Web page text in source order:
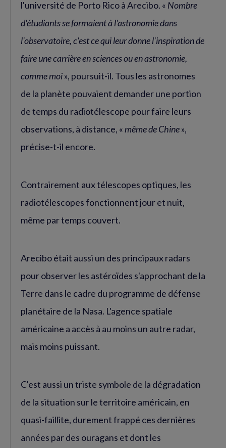
l'université de Porto Rico à Arecibo. « Nombre
d'étudiants se formaient à l'astronomie dans
l'observatoire, c'est ce qui leur donne l'inspiration de
faire une carrière en sciences ou en astronomie,
comme moi», poursuit-il. Tous les astronomes
de la planète pouvaient demander une portion
de temps du radiotélescope pour faire leurs
observations, à distance, « même de Chine»,
précise-t-il encore.
Contrairement aux télescopes optiques, les
radiotélescopes fonctionnent jour et nuit,
même par temps couvert.
Arecibo était aussi un des principaux radars
pour observer les astéroïdes s'approchant de la
Terre dans le cadre du programme de défense
planétaire de la Nasa. L'agence spatiale
américaine a accès à au moins un autre radar,
mais moins puissant.
C'est aussi un triste symbole de la dégradation
de la situation sur le territoire américain, en
quasi-faillite, durement frappé ces dernières
années par des ouragans et dont les